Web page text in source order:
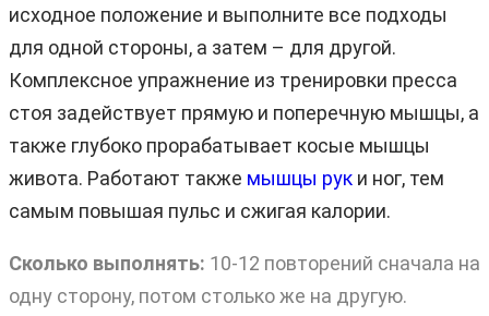
исходное положение и выполните все подходы
для одной стороны, а затем – для другой.
Комплексное упражнение из тренировки пресса
стоя задействует прямую и поперечную мышцы, а
также глубоко прорабатывает косые мышцы
живота. Работают также мышцы рук и ног, тем
самым повышая пульс и сжигая калории.
Сколько выполнять: 10-12 повторений сначала на
одну сторону, потом столько же на другую.